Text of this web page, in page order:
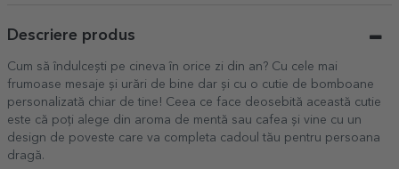
Descriere produs
Cum să îndulcești pe cineva în orice zi din an? Cu cele mai
frumoase mesaje și urări de bine dar și cu o cutie de bomboane
personalizată chiar de tine! Ceea ce face deosebită această cutie
este că poți alege din aroma de mentă sau cafea și vine cu un
design de poveste care va completa cadoul tău pentru persoana
dragă.